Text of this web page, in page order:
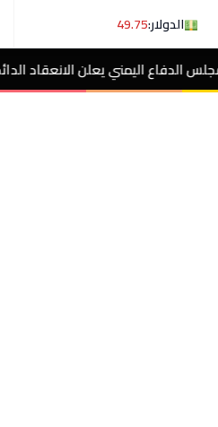
الدولار:49.75
الانعقاد الدائم ورفع الجاهزية